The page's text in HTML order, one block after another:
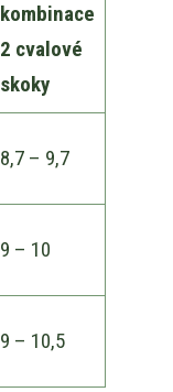
kombinace
2 cvalové
skoky
8,7 – 9,7
9 – 10
9 – 10,5